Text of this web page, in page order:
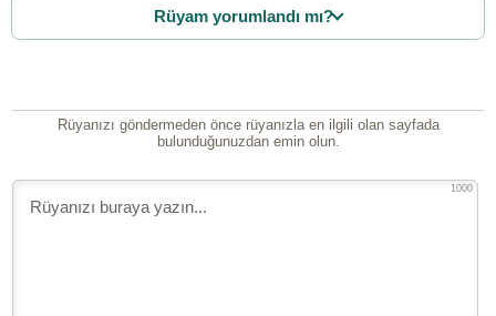
Rüyam yorumlandı mı?
Rüyanızı göndermeden önce rüyanızla en ilgili olan sayfada
bulunduğunuzdan emin olun.
1000